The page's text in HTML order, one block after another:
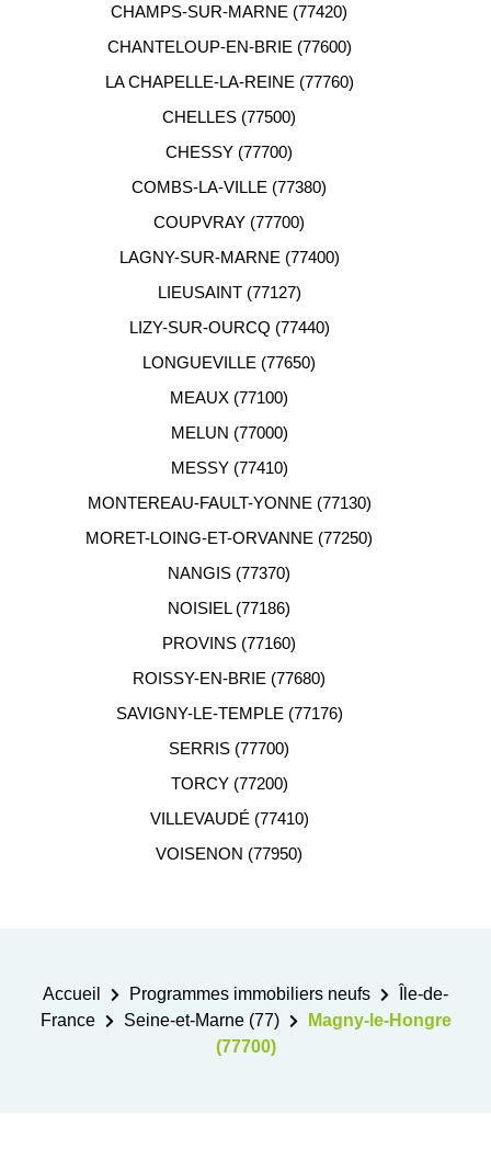
CHAMPS-SUR-MARNE (77420)
CHANTELOUP-EN-BRIE (77600)
LA CHAPELLE-LA-REINE (77760)
CHELLES (77500)
CHESSY (77700)
COMBS-LA-VILLE (77380)
COUPVRAY (77700)
LAGNY-SUR-MARNE (77400)
LIEUSAINT (77127)
LIZY-SUR-OURCQ (77440)
LONGUEVILLE (77650)
MEAUX (77100)
MELUN (77000)
MESSY (77410)
MONTEREAU-FAULT-YONNE (77130)
MORET-LOING-ET-ORVANNE (77250)
NANGIS (77370)
NOISIEL (77186)
PROVINS (77160)
ROISSY-EN-BRIE (77680)
SAVIGNY-LE-TEMPLE (77176)
SERRIS (77700)
TORCY (77200)
VILLEVAUDÉ (77410)
VOISENON (77950)
Accueil Programmes immobiliers neufs
Île-de-
France
Seine-et-Marne (77)
Magny-le-Hongre
(77700)